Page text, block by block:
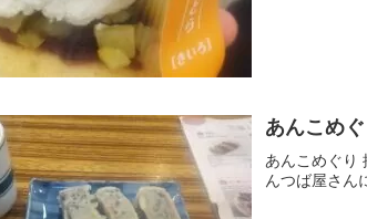
あんこめ
あんこめぐり
んつば屋さん